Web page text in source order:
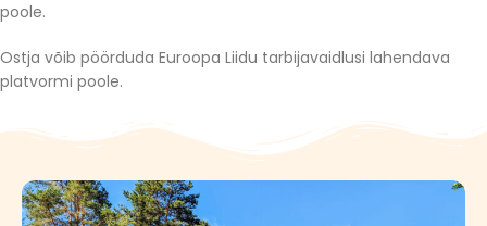
poole.
Ostja võib pöörduda Euroopa Liidu tarbijavaidlusi lahendava
platvormi poole.